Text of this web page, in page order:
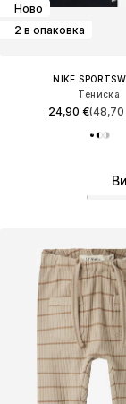
Ново
2 в опаковка
NIKE
Тениска
24,90 €(48,70